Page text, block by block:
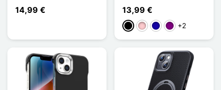
14,99 € 13,99 €
NegroRosaAzul oscuro
Púrpura
+2